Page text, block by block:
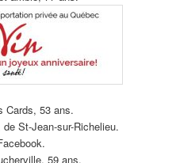
Cards, 53 ans.
St-Jean-sur-Richelieu.
59 ans.